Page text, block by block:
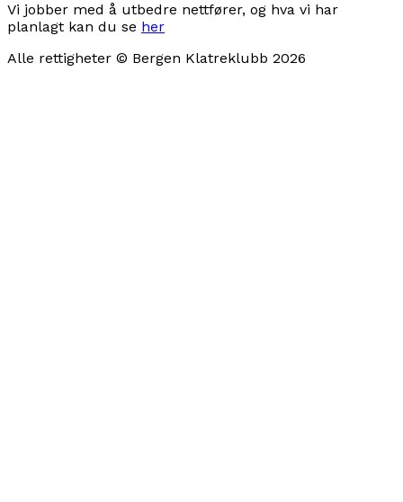
Vi jobber med å utbedre nettfører, og hva vi har
planlagt kan du se her
Alle rettigheter © Bergen Klatreklubb 2026